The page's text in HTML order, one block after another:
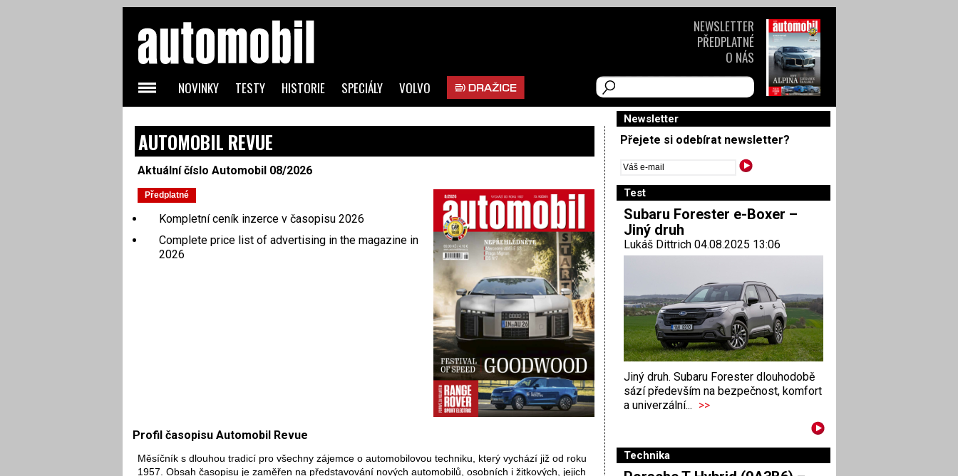
AUTOMOBIL REVUE
Aktuální číslo Automobil 08/2026
Kompletní ceník inzerce v časopisu 2026
Complete price list of advertising in the magazine in
2026
Profil časopisu Automobil Revue
Měsíčník s dlouhou tradicí pro všechny zájemce o automobilovou techniku, který vychází již od roku
1957. Obsah časopisu je zaměřen na představování nových automobilů, osobních i žitkových, jejich
Newsletter
Přejete si odebírat newsletter?
Test
Subaru Forester e-Boxer –
Jiný druh
Lukáš Dittrich 04.08.2025 13:06
Jiný druh. Subaru Forester dlouhodobě
sází především na bezpečnost, komfort
a univerzální... >>
Technika
NOVINKY TESTY HISTORIE SPECIÁLY VOLVO
NEWSLETTER
PŘEDPLATNÉ
O NÁS